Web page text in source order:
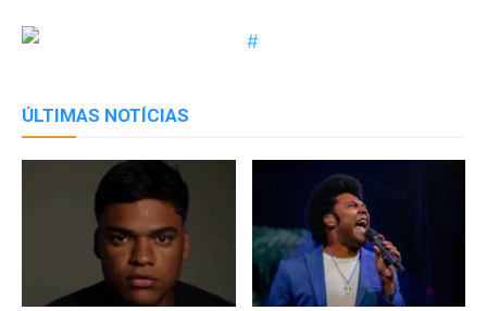
ÚLTIMAS NOTÍCIAS